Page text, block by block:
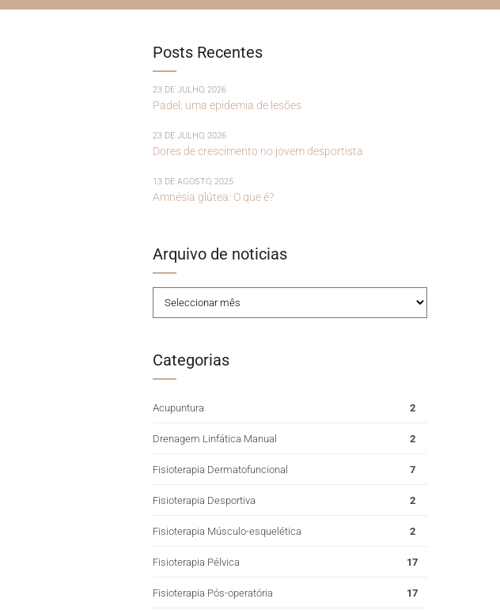
Posts Recentes
23 DE JULHO, 2026
Padel: uma epidemia de lesões
23 DE JULHO, 2026
Dores de crescimento no jovem desportista
13 DE AGOSTO, 2025
Amnésia glútea: O que é?
Arquivo de noticias
Categorias
Acupuntura 2
Drenagem Linfática Manual 2
Fisioterapia Dermatofuncional 7
Fisioterapia Desportiva 2
Fisioterapia Músculo-esquelética 2
Fisioterapia Pélvica 17
Fisioterapia Pós-operatória 17